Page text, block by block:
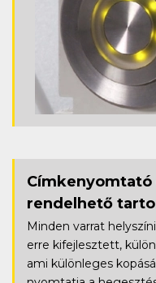
rendelhető
Minden varrat
erre kifejlesztett,
ami különleges